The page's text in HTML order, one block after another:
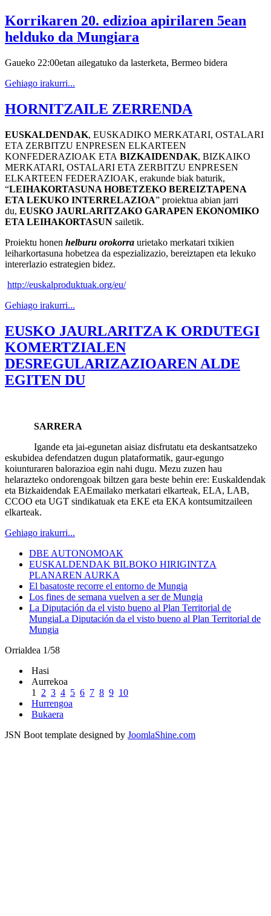
Korrikaren 20. edizioa apirilaren 5ean
helduko da Mungiara
Gaueko 22:00etan ailegatuko da lasterketa, Bermeo bidera
Gehiago irakurri...
HORNITZAILE ZERRENDA
EUSKALDENDAK, EUSKADIKO MERKATARI, OSTALARI
ETA ZERBITZU ENPRESEN ELKARTEEN
KONFEDERAZIOAK ETA BIZKAIDENDAK, BIZKAIKO
MERKATARI, OSTALARI ETA ZERBITZU ENPRESEN
ELKARTEEN FEDERAZIOAK, erakunde biak baturik,
“LEIHAKORTASUNA HOBETZEKO BEREIZTAPENA
ETA LEKUKO INTERRELAZIOA” proiektua abian jarri
du, EUSKO JAURLARITZAKO GARAPEN EKONOMIKO
ETA LEIHAKORTASUN sailetik.
Proiektu honen helburu orokorra urietako merkatari txikien
leiharkortasuna hobetzea da espezializazio, bereiztapen eta lekuko
intererlazio estrategien bidez.
http://euskalproduktuak.org/eu/
Gehiago irakurri...
EUSKO JAURLARITZA K ORDUTEGI
KOMERTZIALEN
DESREGULARIZAZIOAREN ALDE
EGITEN DU
SARRERA
Igande eta jai-egunetan aisiaz disfrutatu eta deskantsatzeko
eskubidea defendatzen dugun plataformatik, gaur-egungo
koiunturaren balorazioa egin nahi dugu. Mezu zuzen hau
helarazteko ondorengoak biltzen gara beste behin ere: Euskaldendak
eta Bizkaidendak EAEmailako merkatari elkarteak, ELA, LAB,
CCOO eta UGT sindikatuak eta EKE eta EKA kontsumitzaileen
elkarteak.
Gehiago irakurri...
DBE AUTONOMOAK
EUSKALDENDAK BILBOKO HIRIGINTZA
PLANAREN AURKA
El basatoste recorre el entorno de Mungia
Los fines de semana vuelven a ser de Mungia
La Diputación da el visto bueno al Plan Territorial de
MungiaLa Diputación da el visto bueno al Plan Territorial de
Mungia
Orrialdea 1/58
Hasi
Aurrekoa
1
2 3 4 5 6 7 8 9 10
Hurrengoa
Bukaera
JSN Boot template designed by JoomlaShine.com